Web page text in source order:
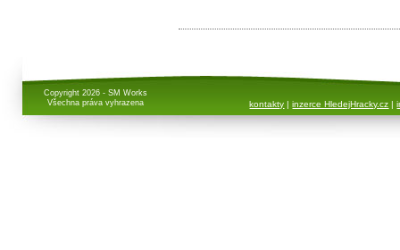
Copyright 2026 - SM Works
Všechna práva vyhrazena
kontakty |inzerce HledejHracky.cz |